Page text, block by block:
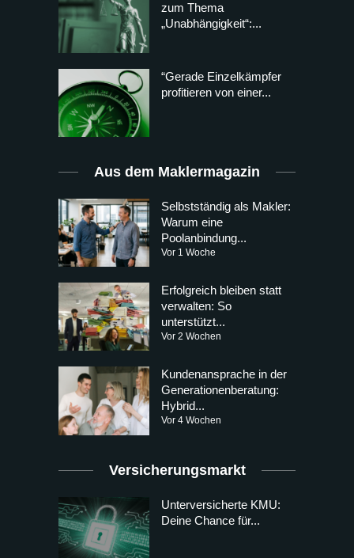
zum Thema
„Unabhängigkeit“:...
“Gerade Einzelkämpfer
profitieren von einer...
Aus dem Maklermagazin
Selbstständig als Makler:
Warum eine
Poolanbindung...
Vor 1 Woche
Erfolgreich bleiben statt
verwalten: So
unterstützt...
Vor 2 Wochen
Kundenansprache in der
Generationenberatung:
Hybrid...
Vor 4 Wochen
Versicherungsmarkt
Unterversicherte KMU:
Deine Chance für...